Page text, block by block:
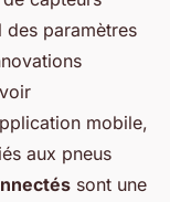
des paramètres
mobile,
aux pneus
sont une